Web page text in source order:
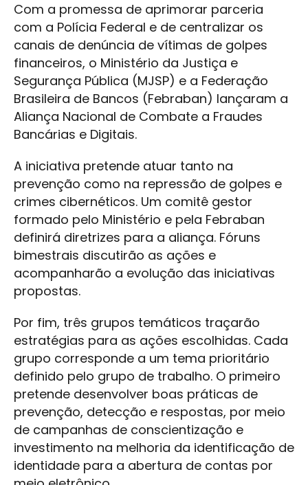
Com a promessa de aprimorar parceria
com a Polícia Federal e de centralizar os
canais de denúncia de vítimas de golpes
financeiros, o Ministério da Justiça e
Segurança Pública (MJSP) e a Federação
Brasileira de Bancos (Febraban) lançaram a
Aliança Nacional de Combate a Fraudes
Bancárias e Digitais.
A iniciativa pretende atuar tanto na
prevenção como na repressão de golpes e
crimes cibernéticos. Um comitê gestor
formado pelo Ministério e pela Febraban
definirá diretrizes para a aliança. Fóruns
bimestrais discutirão as ações e
acompanharão a evolução das iniciativas
propostas.
Por fim, três grupos temáticos traçarão
estratégias para as ações escolhidas. Cada
grupo corresponde a um tema prioritário
definido pelo grupo de trabalho. O primeiro
pretende desenvolver boas práticas de
prevenção, detecção e respostas, por meio
de campanhas de conscientização e
investimento na melhoria da identificação de
identidade para a abertura de contas por